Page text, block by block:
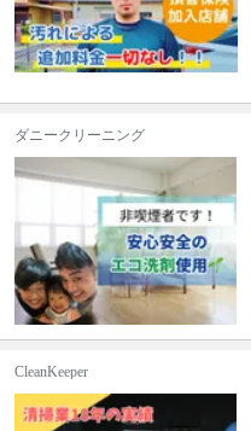
ダニークリーニング
CleanKeeper